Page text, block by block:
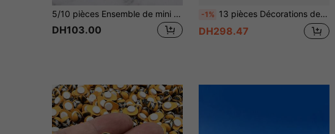
5/10 pièces Ensemble de mini vases, mini vases pour arrangements floraux, accessoires de décoration de micro paysage, accessoires décoratifs DIY pour scènes de prise de vue, modèles de meubles de maison miniature DIY, accessoires de prise de vue de scène miniature
DH103.00
-1% 13 pièces Décorations de remise des diplômes 2025/2026, boîte de ballons noirs et blancs avec lettres GRAD pour la fête de remise des diplômes 2025/2026, convient pour la maternelle, le jardin d'enfants, le lycée, les fournitures de fête de remise des diplômes universitaires
DH298.47